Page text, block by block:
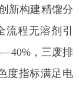
新构建精馏分
程无溶剂引
，三废排
度指标满足电